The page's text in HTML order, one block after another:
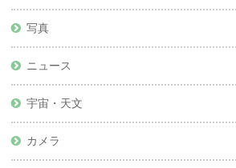
写真
ニュース
宇宙・天文
カメラ